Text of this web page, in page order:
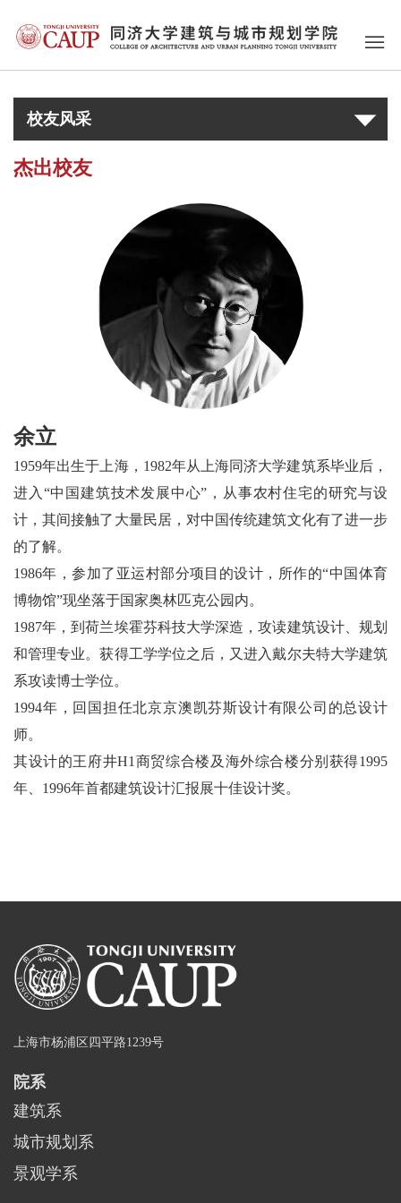
校友风采
杰出校友
余立
1959年出生于上海，1982年从上海同济大学建筑系毕业后，
进入“中国建筑技术发展中心”，从事农村住宅的研究与设
计，其间接触了大量民居，对中国传统建筑文化有了进一步
的了解。
1986年，参加了亚运村部分项目的设计，所作的“中国体育
博物馆”现坐落于国家奥林匹克公园内。
1987年，到荷兰埃霍芬科技大学深造，攻读建筑设计、规划
和管理专业。获得工学学位之后，又进入戴尔夫特大学建筑
系攻读博士学位。
1994年，回国担任北京京澳凯芬斯设计有限公司的总设计
师。
其设计的王府井H1商贸综合楼及海外综合楼分别获得1995
年、1996年首都建筑设计汇报展十佳设计奖。
上海市杨浦区四平路1239号
院系
建筑系
城市规划系
景观学系